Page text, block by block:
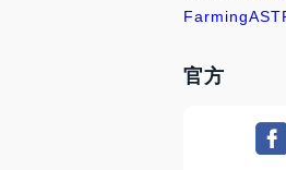
Farming
官方